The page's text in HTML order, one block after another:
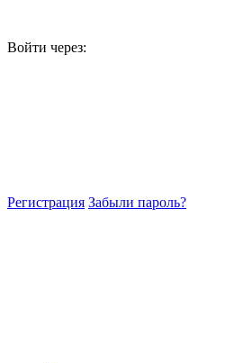
Войти через:
Регистрация Забыли пароль?